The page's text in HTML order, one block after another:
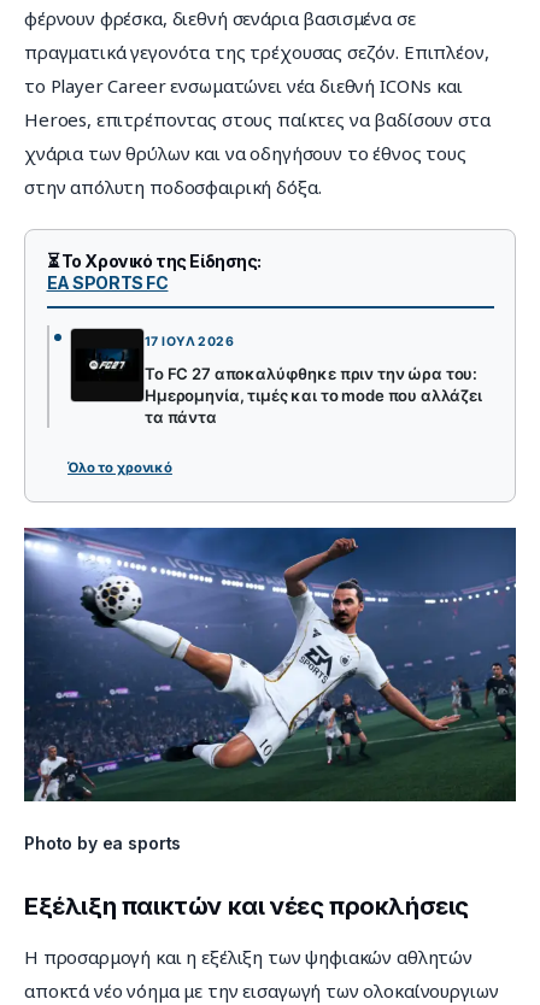
φέρνουν φρέσκα, διεθνή σενάρια βασισμένα σε
πραγματικά γεγονότα της τρέχουσας σεζόν. Επιπλέον,
το Player Career ενσωματώνει νέα διεθνή ICONs και
Heroes, επιτρέποντας στους παίκτες να βαδίσουν στα
χνάρια των θρύλων και να οδηγήσουν το έθνος τους
στην απόλυτη ποδοσφαιρική δόξα.
⏳ Το Χρονικό της Είδησης:
EA SPORTS FC
17 ΙΟΎΛ 2026
Το FC 27 αποκαλύφθηκε πριν την ώρα του:
Ημερομηνία, τιμές και το mode που αλλάζει
τα πάντα
Όλο το χρονικό
Photo by ea sports
Εξέλιξη παικτών και νέες προκλήσεις
Η προσαρμογή και η εξέλιξη των ψηφιακών αθλητών
αποκτά νέο νόημα με την εισαγωγή των ολοκαίνουργιων